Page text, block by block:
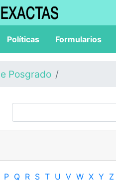
Políticas Formularios
Posgrado
P Q R S T U V W X Y Z